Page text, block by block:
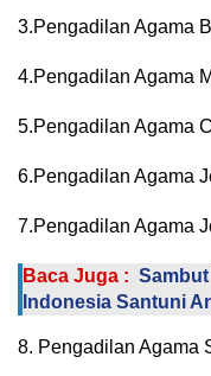
3.Pengadilan Agama
4.Pengadilan Agama
5.Pengadilan Agama
6.Pengadilan Agama
7.Pengadilan Agama
Baca Juga :
Indonesia Santuni
8. Pengadilan Agama